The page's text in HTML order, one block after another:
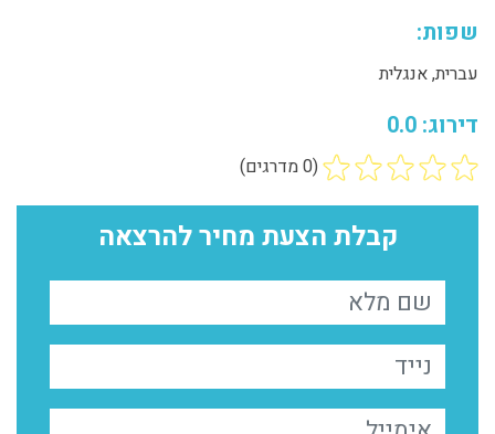
שפות:
עברית, אנגלית
דירוג: 0.0
(0 מדרגים)
קבלת הצעת מחיר להרצאה